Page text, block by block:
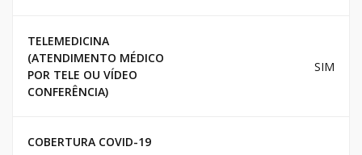
TELEMEDICINA
(ATENDIMENTO MÉDICO
POR TELE OU VÍDEO
CONFERÊNCIA)
SIM
COBERTURA COVID-19